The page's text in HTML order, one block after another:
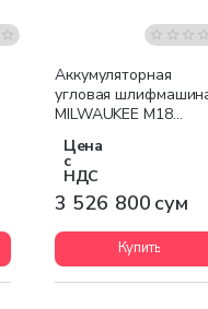
Аккумуляторная
угловая
MILWAUKEE M18
HD BOX)
Цена
с
НДС
3 526 800 сум
Купить